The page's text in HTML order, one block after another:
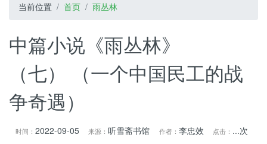
当前位置 首页 雨丛林
中篇小说《雨丛林》
（七） （一个中国民工的战
争奇遇）
时间：2022-09-05 来源：听雪斋书馆 作者： 李忠效 点击： ...次